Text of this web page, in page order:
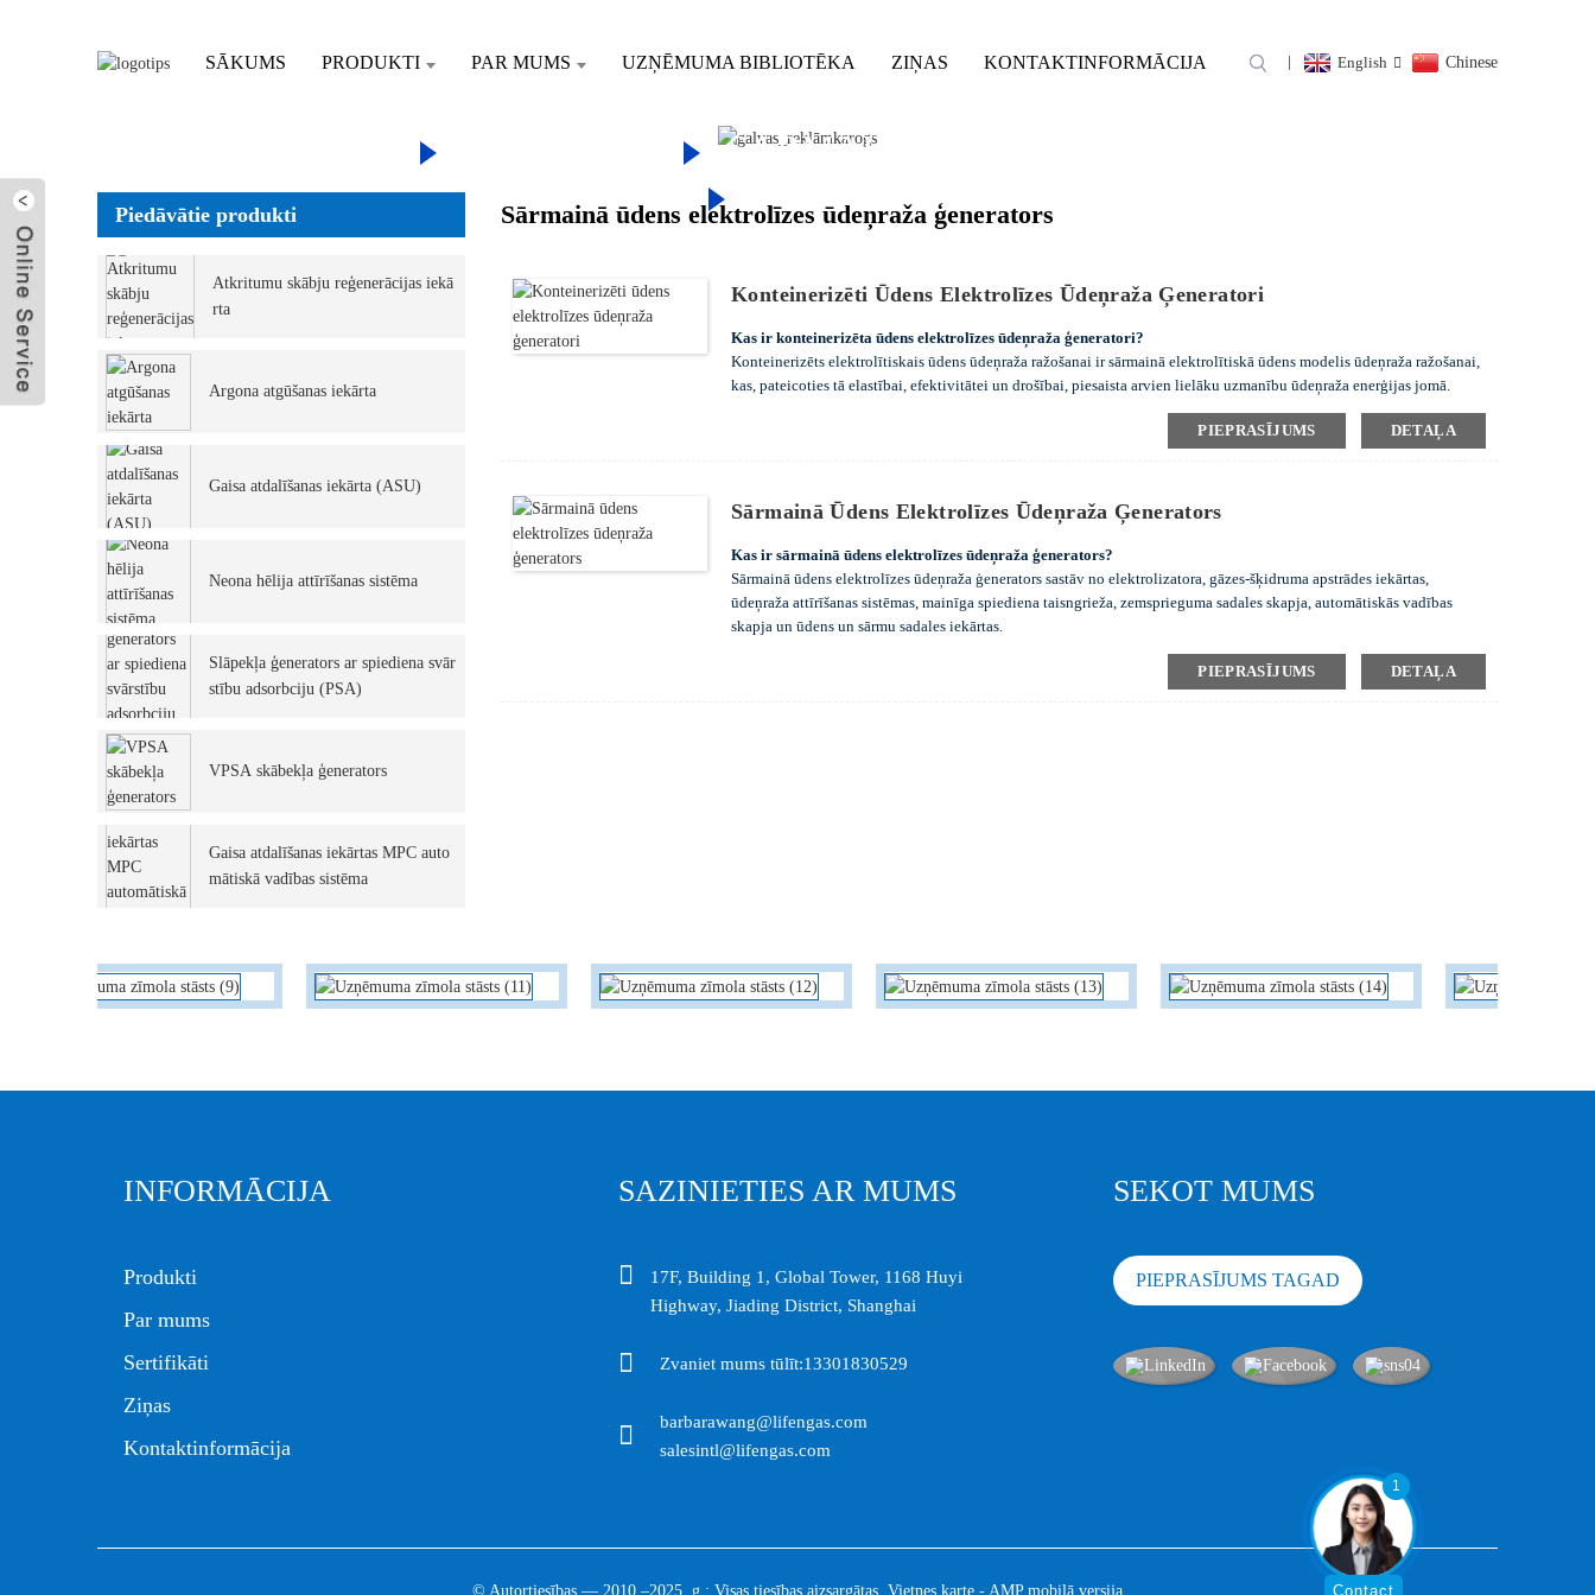
SĀKUMS PRODUKTI PAR MUMS UZŅĒMUMA BIBLIOTĒKA ZIŅAS KONTAKTINFORMĀCIJA English Chinese
SĀRMAINĀ ŪDENS ELEKTROLĪZES
ŪDEŅRAŽA ĢENERATORS
SĀRMAINĀ ŪDENS ELEKTROLĪZES
ŪDEŅRAŽA ĢENERATORS
Piedāvātie produkti
Atkritumu skābju reģenerācijas iekā
rta
Argona atgūšanas iekārta
Gaisa atdalīšanas iekārta (ASU)
Neona hēlija attīrīšanas sistēma
Slāpekļa ģenerators ar spiediena svār
stību adsorbciju (PSA)
VPSA skābekļa ģenerators
Gaisa atdalīšanas iekārtas MPC auto
mātiskā vadības sistēma
Sārmainā ūdens elektrolīzes ūdeņraža ģenerators
Konteinerizēti Ūdens Elektrolīzes Ūdeņraža Ģeneratori
Kas ir konteinerizēta ūdens elektrolīzes ūdeņraža ģeneratori?
Konteinerizēts elektrolītiskais ūdens ūdeņraža ražošanai ir sārmainā elektrolītiskā ūdens modelis ūdeņraža ražošanai,
kas, pateicoties tā elastībai, efektivitātei un drošībai, piesaista arvien lielāku uzmanību ūdeņraža enerģijas jomā.
PIEPRASĪJUMS DETAĻA
Sārmainā Ūdens Elektrolīzes Ūdeņraža Ģenerators
Kas ir sārmainā ūdens elektrolīzes ūdeņraža ģenerators?
Sārmainā ūdens elektrolīzes ūdeņraža ģenerators sastāv no elektrolizatora, gāzes-šķidruma apstrādes iekārtas,
ūdeņraža attīrīšanas sistēmas, mainīga spiediena taisngrieža, zemsprieguma sadales skapja, automātiskās vadības
skapja un ūdens un sārmu sadales iekārtas.
Iekārta darbojas pēc šāda principa: izmantojot 30% kālija hidroksīda šķīdumu kā elektrolītu, līdzstrāva liek sārmainā
elektrolizatorā esošajam katodam un anodam sadalīt ūdeni ūdeņradī un skābeklī. Iegūtās gāzes un elektrolīts izplūst
PIEPRASĪJUMS DETAĻA
INFORMĀCIJA
Produkti
Par mums
Sertifikāti
Ziņas
Kontaktinformācija
SAZINIETIES AR MUMS
17F, Building 1, Global Tower, 1168 Huyi
Highway, Jiading District, Shanghai
Zvaniet mums tūlīt:13301830529
barbarawang@lifengas.com
salesintl@lifengas.com
SEKOT MUMS
PIEPRASĪJUMS TAGAD
© Autortiesības — 2010.–2025. g.: Visas tiesības aizsargātas. Vietnes karte - AMP mobilā versija
Sūtīt e-pastu
1
Contact